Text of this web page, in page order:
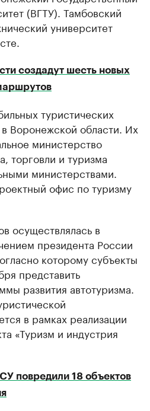
(ВГТУ). Тамбовский
университет
создадут шесть новых
туристических
Воронежской области. Их
министерство
торговли и туризма
министерствами.
офис по туризму
осуществлялась в
президента России
которому субъекты
представить
развития автотуризма.
в рамках реализации
«Туризм и индустрия
повредили 18 объектов